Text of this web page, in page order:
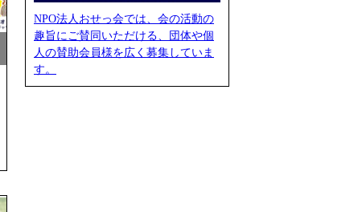
NPO法人おせっ会では、会の活動の
趣旨にご賛同いただける、団体や個
人の賛助会員様を広く募集していま
す。